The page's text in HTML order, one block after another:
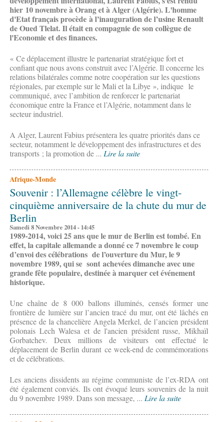
hier 10 novembre à Orang et à Alger (Algérie). L'homme
d'Etat français procède à l’inauguration de l’usine Renault
de Oued Tlelat. Il était en compagnie de son collègue de
l'Economie et des finances.
« Ce déplacement illustre le partenariat stratégique fort et
confiant que nous avons construit avec l’Algérie. Il concerne les
relations bilatérales comme notre coopération sur les questions
régionales, par exemple sur le Mali et la Libye », indique le
communiqué, avec l’ambition de renforcer le partenariat
économique entre la France et l’Algérie, notamment dans le
secteur industriel.
A Alger, Laurent Fabius présentera les quatre priorités dans ce
secteur, notamment le développement des infrastructures et des
transports ; la promotion de ... Lire la suite
Afrique-Monde
Souvenir : l’Allemagne célèbre le vingt-
cinquième anniversaire de la chute du mur de
Berlin
Samedi 8 Novembre 2014 - 14:45
1989-2014, voici 25 ans que le mur de Berlin est tombé. En
effet, la capitale allemande a donné ce 7 novembre le coup
d’envoi des célébrations de l’ouverture du Mur, le 9
novembre 1989, qui se sont achevées dimanche avec une
grande fête populaire, destinée à marquer cet événement
historique.
Une chaîne de 8 000 ballons illuminés, censés former une
frontière de lumière sur l’ancien tracé du mur, ont été lâchés en
présence de la chancelière Angela Merkel, de l’ancien président
polonais Lech Walesa et de l'ancien président russe, Mikhaïl
Gorbatchev. Deux millions de visiteurs ont effectué le
déplacement de Berlin durant ce week-end de commémorations
et de célébrations.
Les anciens dissidents au régime communiste de l’ex-RDA ont
été également conviés. Ils ont évoqué leurs souvenirs de la nuit
du 9 novembre 1989. Dans son message, ... Lire la suite